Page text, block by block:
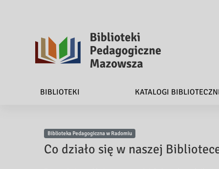
b
i
BIBLIOTEKI KATALOGI
Biblioteka Pedagogiczna w Radomiu
Co działo się w naszej